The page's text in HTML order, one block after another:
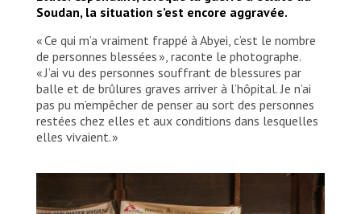
Soudan, la situation s’est encore aggravée.
« Ce qui m’a vraiment frappé à Abyei, c’est le nombre
de personnes blessées », raconte le photographe.
« J’ai vu des personnes souffrant de blessures par
balle et de brûlures graves arriver à l’hôpital. Je n’ai
pas pu m’empêcher de penser au sort des personnes
restées chez elles et aux conditions dans lesquelles
elles vivaient. »